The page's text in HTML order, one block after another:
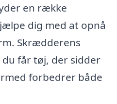
en række
dig med at opnå
Skrædderens
får tøj, der sidder
forbedrer både